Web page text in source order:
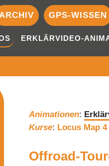
GPS-WISSEN
ERKLÄRVIDEO-
Animationen:
Kurse: Locus Map 4
Offroad-